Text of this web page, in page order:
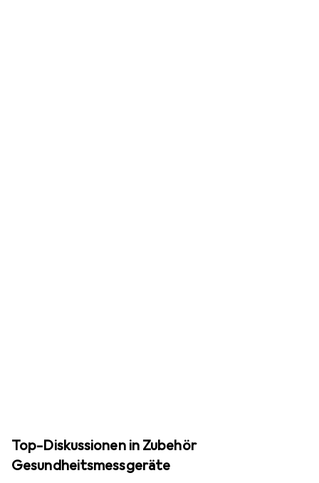
Top-Diskussionen in Zubehör
Gesundheitsmessgeräte